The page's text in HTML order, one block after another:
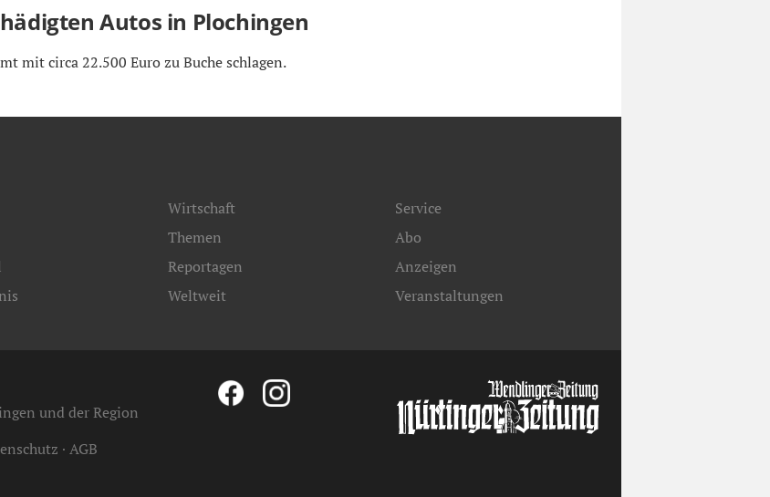
Autos in Plochingen
mit circa 22.500 Euro zu Buche schlagen.
Wirtschaft
Themen
Reportagen
Weltweit
Service
Abo
Anzeigen
Veranstaltungen
und der Region
AGB